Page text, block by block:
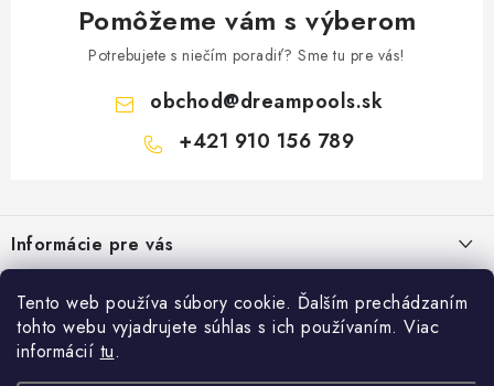
Tento web používa súbory cookie. Ďalším prechádzaním
tohto webu vyjadrujete súhlas s ich používaním. Viac
informácií tu.
Pomôžeme vám s výberom
Potrebujete s niečím poradiť? Sme tu pre vás!
obchod@dreampools.sk
+421 910 156 789
p
ä
Informácie pre vás
Reklamačný poriadok
Facebook
Prihlásenie